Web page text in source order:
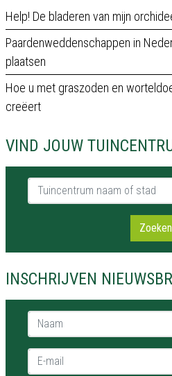
Help! De bladeren van mijn
Paardenweddenschappen in
plaatsen
Hoe u met graszoden en
creëert
VIND JOUW
Tuincentrum naam of stad
Zoeken
INSCHRIJVEN
Naam *
E-mail *